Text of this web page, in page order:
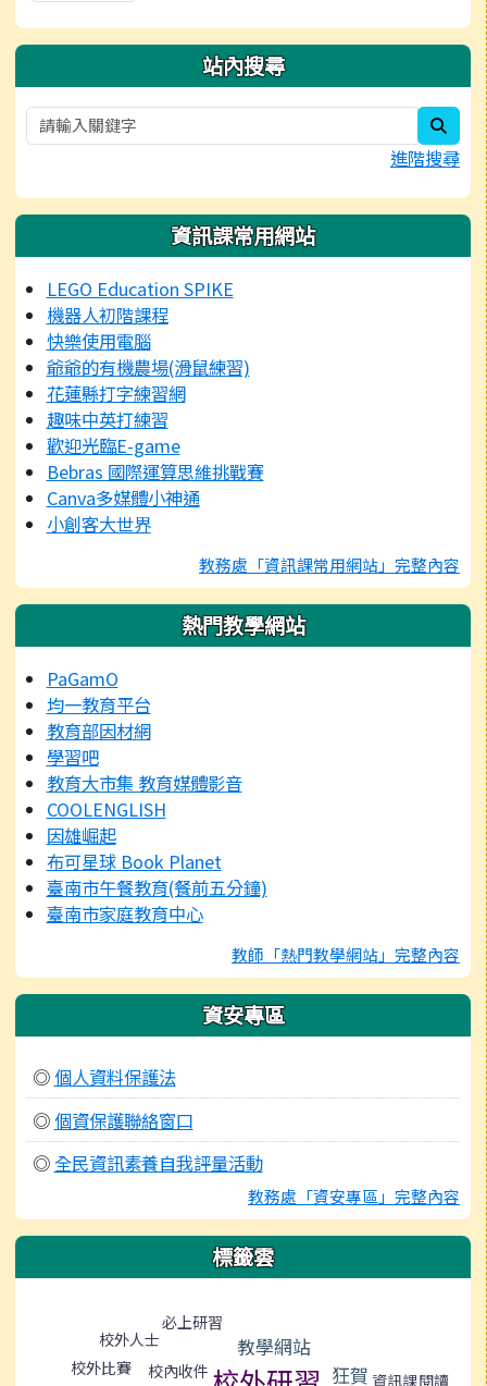
站內搜尋
進階搜尋
資訊課常用網站
LEGO Education SPIKE
機器人初階課程
快樂使用電腦
爺爺的有機農場(滑鼠練習)
花蓮縣打字練習網
趣味中英打練習
歡迎光臨E-game
Bebras 國際運算思維挑戰賽
Canva多媒體小神通
小創客大世界
教務處「資訊課常用網站」完整內容
熱門教學網站
PaGamO
均一教育平台
教育部因材網
學習吧
教育大市集 教育媒體影音
COOLENGLISH
因雄崛起
布可星球 Book Planet
臺南市午餐教育(餐前五分鐘)
臺南市家庭教育中心
教師「熱門教學網站」完整內容
資安專區
◎個人資料保護法
◎個資保護聯絡窗口
◎全民資訊素養自我評量活動
教務處「資安專區」完整內容
標籤雲
校外人士
必上研習
教學網站
校外比賽 校內收件 狂賀 資訊課閱讀